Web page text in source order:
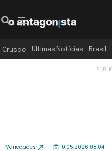
Crusoé Últimas Notícias Brasil
Variedades 10.05.2026 08:04